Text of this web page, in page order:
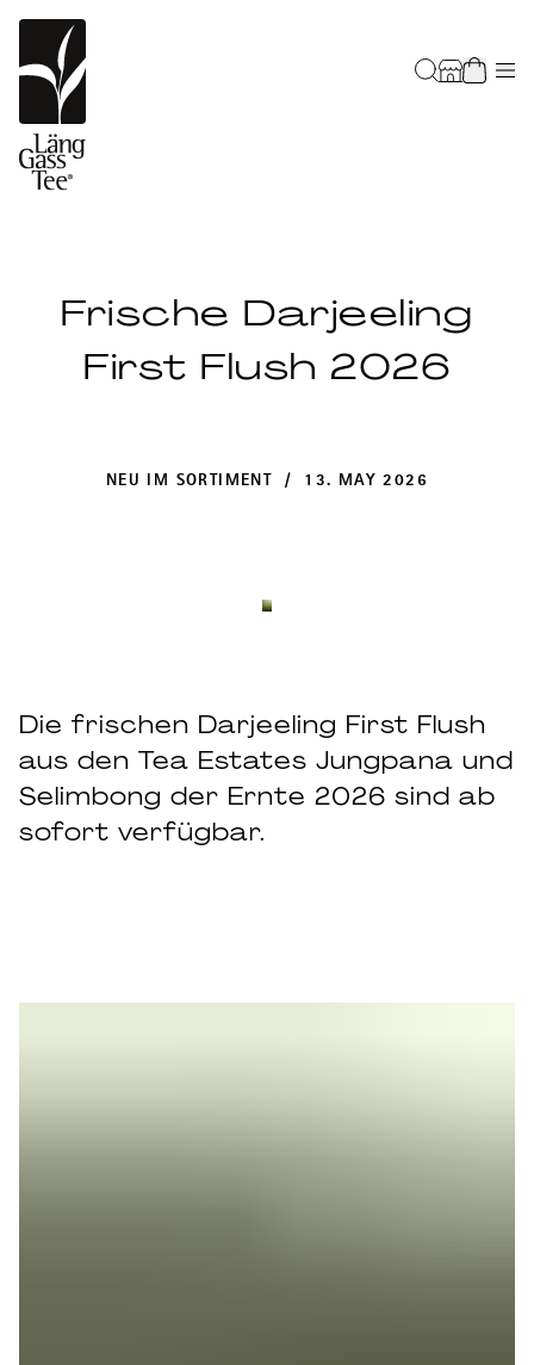
Frische Darjeeling
First Flush 2026
NEU IM SORTIMENT / 13. MAY 2026
Die frischen Darjeeling First Flush
aus den Tea Estates Jungpana und
Selimbong der Ernte 2026 sind ab
sofort verfügbar.